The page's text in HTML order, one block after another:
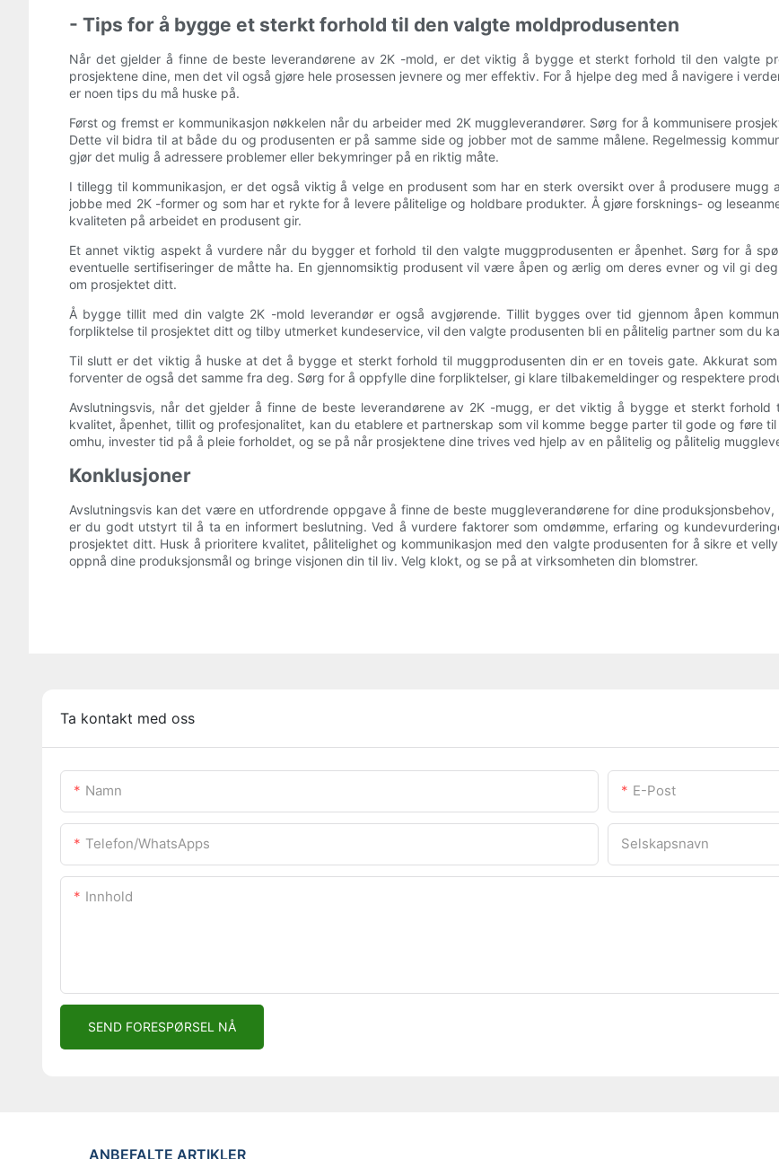
- Tips for å bygge et sterkt forhold til den valgte moldprodusenten
Når det gjelder å finne de beste leverandørene av 2K -mold, er det viktig å bygge et sterkt forhold til den valgte
prosjektene dine, men det vil også gjøre hele prosessen jevnere og mer effektiv. For å hjelpe deg med å navigere i
er noen tips du må huske på.
Først og fremst er kommunikasjon nøkkelen når du arbeider med 2K muggleverandører. Sørg for å kommunisere
Dette vil bidra til at både du og produsenten er på samme side og jobber mot de samme målene. Regelmessig
gjør det mulig å adressere problemer eller bekymringer på en riktig måte.
I tillegg til kommunikasjon, er det også viktig å velge en produsent som har en sterk oversikt over å produsere
jobbe med 2K -former og som har et rykte for å levere pålitelige og holdbare produkter. Å gjøre forsknings- og
kvaliteten på arbeidet en produsent gir.
Et annet viktig aspekt å vurdere når du bygger et forhold til den valgte muggprodusenten er åpenhet. Sørg for å
eventuelle sertifiseringer de måtte ha. En gjennomsiktig produsent vil være åpen og ærlig om deres evner og vil gi
om prosjektet ditt.
Å bygge tillit med din valgte 2K -mold leverandør er også avgjørende. Tillit bygges over tid gjennom åpen
forpliktelse til prosjektet ditt og tilby utmerket kundeservice, vil den valgte produsenten bli en pålitelig partner som du
Til slutt er det viktig å huske at det å bygge et sterkt forhold til muggprodusenten din er en toveis gate. Akkurat
forventer de også det samme fra deg. Sørg for å oppfylle dine forpliktelser, gi klare tilbakemeldinger og respektere
Avslutningsvis, når det gjelder å finne de beste leverandørene av 2K -mugg, er det viktig å bygge et sterkt forhold
kvalitet, åpenhet, tillit og profesjonalitet, kan du etablere et partnerskap som vil komme begge parter til gode og føre
omhu, invester tid på å pleie forholdet, og se på når prosjektene dine trives ved hjelp av en pålitelig og pålitelig
Konklusjoner
Avslutningsvis kan det være en utfordrende oppgave å finne de beste muggleverandørene for dine
er du godt utstyrt til å ta en informert beslutning. Ved å vurdere faktorer som omdømme, erfaring og
prosjektet ditt. Husk å prioritere kvalitet, pålitelighet og kommunikasjon med den valgte produsenten for å sikre et
oppnå dine produksjonsmål og bringe visjonen din til liv. Velg klokt, og se på at virksomheten din blomstrer.
Ta kontakt med oss
Namn E-Post
Telefon/WhatsApps Selskapsnavn
Innhold
SEND FORESPØRSEL NÅ
ANBEFALTE ARTIKLER